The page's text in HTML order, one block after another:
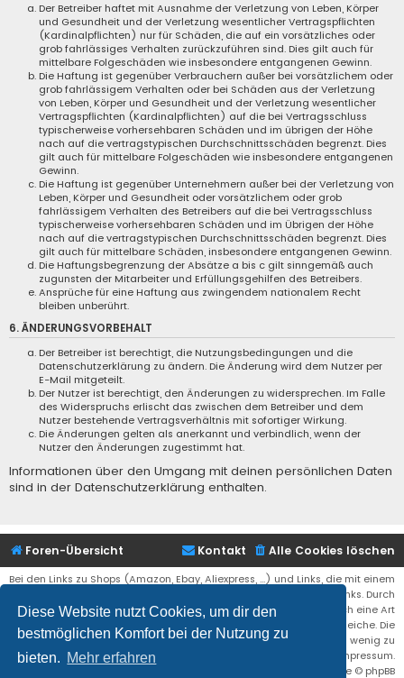
Diese Website nutzt Cookies, um dir den
bestmöglichen Komfort bei der Nutzung zu
bieten. Mehr erfahren
Der Betreiber haftet mit Ausnahme der Verletzung von Leben, Körper
und Gesundheit und der Verletzung wesentlicher Vertragspflichten
(Kardinalpflichten) nur für Schäden, die auf ein vorsätzliches oder
grob fahrlässiges Verhalten zurückzuführen sind. Dies gilt auch für
mittelbare Folgeschäden wie insbesondere entgangenen Gewinn.
Die Haftung ist gegenüber Verbrauchern außer bei vorsätzlichem oder
grob fahrlässigem Verhalten oder bei Schäden aus der Verletzung
von Leben, Körper und Gesundheit und der Verletzung wesentlicher
Vertragspflichten (Kardinalpflichten) auf die bei Vertragsschluss
typischerweise vorhersehbaren Schäden und im übrigen der Höhe
nach auf die vertragstypischen Durchschnittsschäden begrenzt. Dies
gilt auch für mittelbare Folgeschäden wie insbesondere entgangenen
Gewinn.
Die Haftung ist gegenüber Unternehmern außer bei der Verletzung von
Leben, Körper und Gesundheit oder vorsätzlichem oder grob
fahrlässigem Verhalten des Betreibers auf die bei Vertragsschluss
typischerweise vorhersehbaren Schäden und im Übrigen der Höhe
nach auf die vertragstypischen Durchschnittsschäden begrenzt. Dies
gilt auch für mittelbare Schäden, insbesondere entgangenen Gewinn.
Die Haftungsbegrenzung der Absätze a bis c gilt sinngemäß auch
zugunsten der Mitarbeiter und Erfüllungsgehilfen des Betreibers.
Ansprüche für eine Haftung aus zwingendem nationalem Recht
bleiben unberührt.
6. ÄNDERUNGSVORBEHALT
Der Betreiber ist berechtigt, die Nutzungsbedingungen und die
Datenschutzerklärung zu ändern. Die Änderung wird dem Nutzer per
E-Mail mitgeteilt.
Der Nutzer ist berechtigt, den Änderungen zu widersprechen. Im Falle
des Widerspruchs erlischt das zwischen dem Betreiber und dem
Nutzer bestehende Vertragsverhältnis mit sofortiger Wirkung.
Die Änderungen gelten als anerkannt und verbindlich, wenn der
Nutzer den Änderungen zugestimmt hat.
Informationen über den Umgang mit deinen persönlichen Daten
sind in der Datenschutzerklärung enthalten.
Foren-Übersicht Alle Cookies löschen
Kontakt
Bei den Links zu Shops (Amazon, Ebay, Aliexpress, ...) und Links, die mit einem
Stern (*) markiert sind, kann es sich um sogenannte Affiliate Links. Durch
den Kauf eines Produktes über einen Affiliate Link erhälte ich eine Art
Umsatzbeteiligung gutgeschrieben. Für euch bleibt der Preis der gleiche. Die
Einnahmen helfen die Hostgebühren für diese Webseite ein wenig zu
reduzieren. Siehe auch das Impressum.
® Forum Software © phpBB